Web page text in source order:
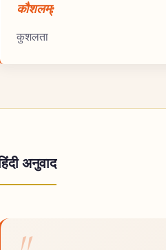
कौशलम्:
कुशलता
अनुवाद